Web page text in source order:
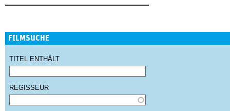
FILMSUCHE
TITEL ENTHÄLT
REGISSEUR